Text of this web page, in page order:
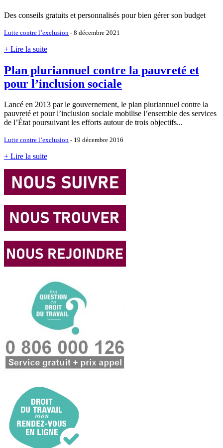
Des conseils gratuits et personnalisés pour bien gérer son budget
Lutte contre l’exclusion - 8 décembre 2021
+ Lire la suite
Plan pluriannuel contre la pauvreté et
pour l’inclusion sociale
Lancé en 2013 par le gouvernement, le plan pluriannuel contre la
pauvreté et pour l’inclusion sociale mobilise l’ensemble des services
de l’État poursuivant les efforts autour de trois objectifs...
Lutte contre l’exclusion - 19 décembre 2016
+ Lire la suite